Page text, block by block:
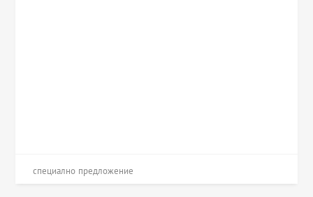
специално предложение